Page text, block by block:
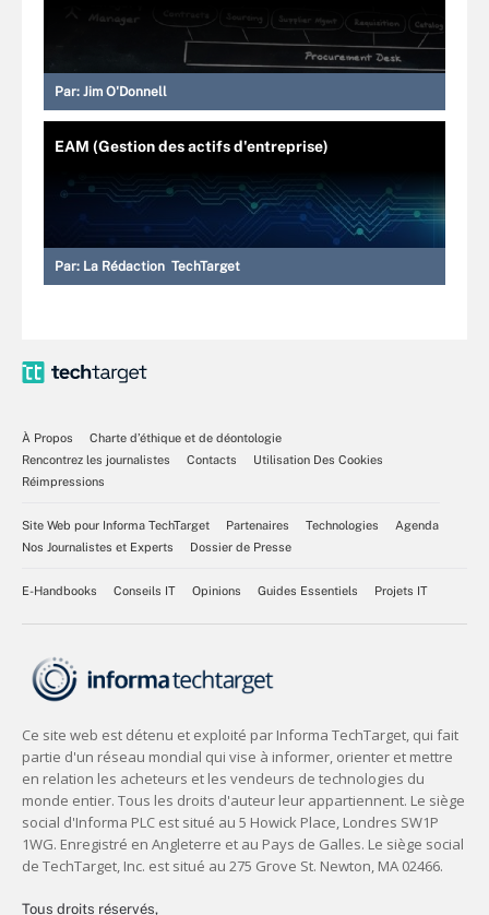
Par: Jim O'Donnell
EAM (Gestion des actifs d'entreprise)
Par: La Rédaction TechTarget
À Propos
Charte d’éthique et de déontologie
Rencontrez les journalistes
Contacts
Utilisation Des Cookies
Réimpressions
Site Web pour Informa TechTarget Partenaires Technologies
Agenda
Nos Journalistes et Experts
Dossier de Presse
E-Handbooks Conseils IT Opinions Guides Essentiels Projets IT
Tous droits réservés,